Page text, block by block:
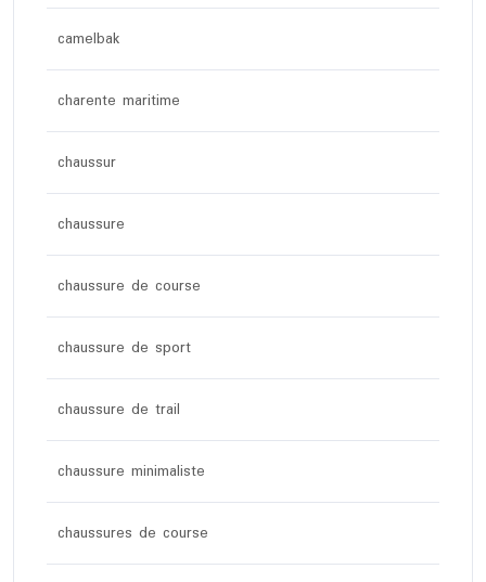
camelbak
charente maritime
chaussur
chaussure
chaussure de course
chaussure de sport
chaussure de trail
chaussure minimaliste
chaussures de course